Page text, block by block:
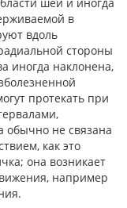
в
вдоль
стороны
иногда наклонена,
протекать при
обычно не связана
как это
она возникает
например